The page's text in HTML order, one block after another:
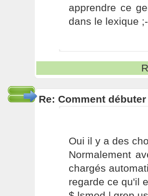
apprendre ce
dans le lexique
Re: Comment débuter
Oui il y a des
Normalement
chargés
regarde ce qu'il